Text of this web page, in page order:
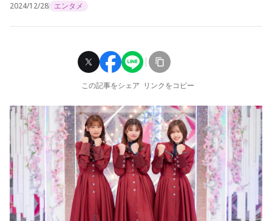
2024/12/28 エンタメ
この記事をシェア リンクをコピー